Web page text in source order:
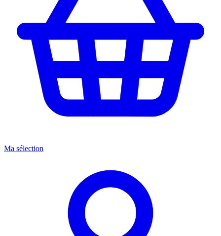
Ma sélection